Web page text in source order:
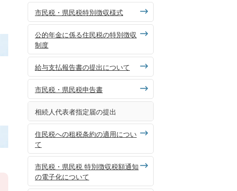
市民税・県民税特別徴収様式
公的年金に係る住民税の特別徴収
制度
給与支払報告書の提出について
市民税・県民税申告書
相続人代表者指定届の提出
住民税への租税条約の適用につい
て
市民税・県民税 特別徴収税額通知
の電子化について